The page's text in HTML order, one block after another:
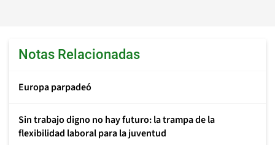
Notas Relacionadas
Europa parpadeó
Sin trabajo digno no hay futuro: la trampa de la
flexibilidad laboral para la juventud